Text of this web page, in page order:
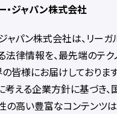
・ジャパン株式会社
ャパン株式会社は、リー
法律情報を、最先端のテ
皆様にお届けしておりま
考える企業方針に基づき
の高い豊富なコンテンツ